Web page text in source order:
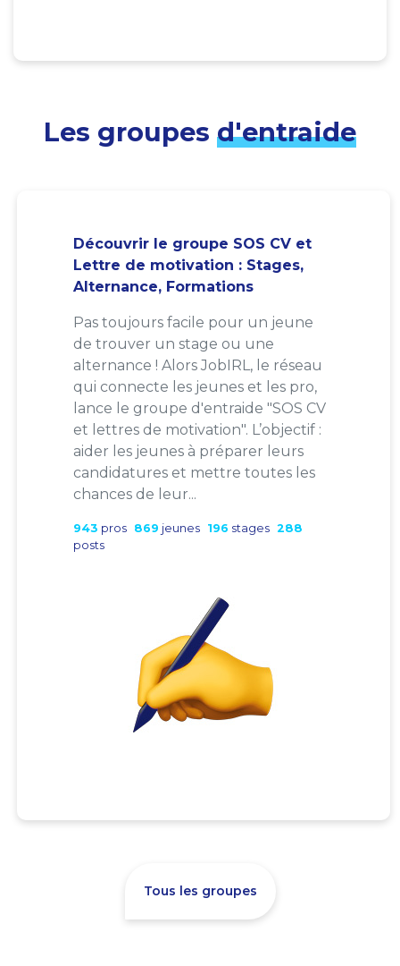
Les groupes d'entraide
Découvrir le groupe SOS CV et
Lettre de motivation : Stages,
Alternance, Formations
Pas toujours facile pour un jeune
de trouver un stage ou une
alternance ! Alors JobIRL, le réseau
qui connecte les jeunes et les pro,
lance le groupe d'entraide "SOS CV
et lettres de motivation". L’objectif :
aider les jeunes à préparer leurs
candidatures et mettre toutes les
chances de leur...
943 pros 869 jeunes 196 stages 288
posts
Tous les groupes